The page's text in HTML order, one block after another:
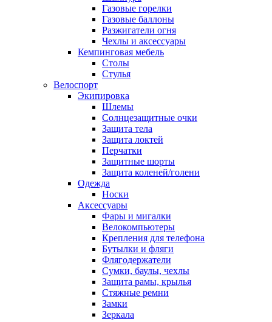
Газовые горелки
Газовые баллоны
Разжигатели огня
Чехлы и аксессуары
Кемпинговая мебель
Столы
Стулья
Велоспорт
Экипировка
Шлемы
Солнцезащитные очки
Защита тела
Защита локтей
Перчатки
Защитные шорты
Защита коленей/голени
Одежда
Носки
Аксессуары
Фары и мигалки
Велокомпьютеры
Крепления для телефона
Бутылки и фляги
Флягодержатели
Сумки, баулы, чехлы
Защита рамы, крылья
Стяжные ремни
Замки
Зеркала